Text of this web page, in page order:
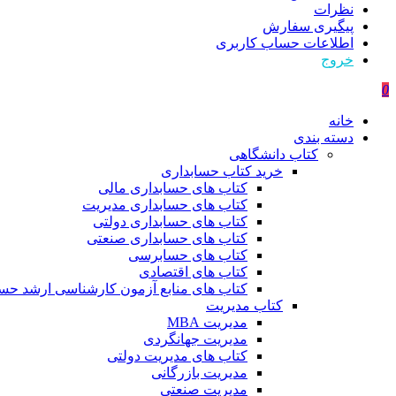
نظرات
پیگیری سفارش
اطلاعات حساب كاربری
خروج
0
خانه
دسته بندی
کتاب دانشگاهی
خرید کتاب حسابداری
کتاب های حسابداری مالی
کتاب های حسابداری مدیریت
کتاب های حسابداری دولتی
کتاب های حسابداری صنعتی
کتاب های حسابرسی
کتاب های اقتصادی
کتاب های منابع آزمون کارشناسی ارشد
کتاب مدیریت
مدیریت MBA
مدیریت جهانگردی
کتاب های مدیریت دولتی
مدیریت بازرگانی
مدیریت صنعتی